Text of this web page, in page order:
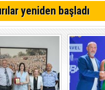
edildiği gün bitmiştir"
yeniden başladı